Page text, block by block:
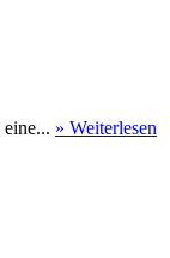
» Weiterlesen